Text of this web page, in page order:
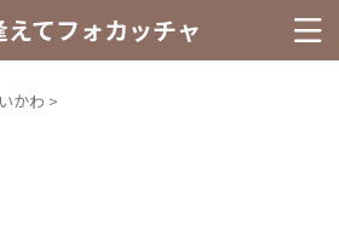
てフォカッチャ
かわ >